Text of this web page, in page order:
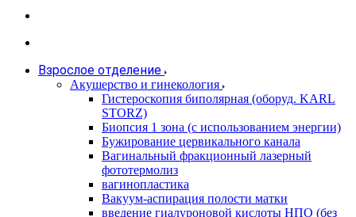
Взрослое отделение
Акушерство и гинекология
Гистероскопия биполярная (оборуд. KARL
STORZ)
Биопсия 1 зона (с использованием энергии)
Бужирование цервикального канала
Вагинальный фракционный лазерный
фототермолиз
вагинопластика
Вакуум-аспирация полости матки
введение гиалуроновой кислоты НПО (без